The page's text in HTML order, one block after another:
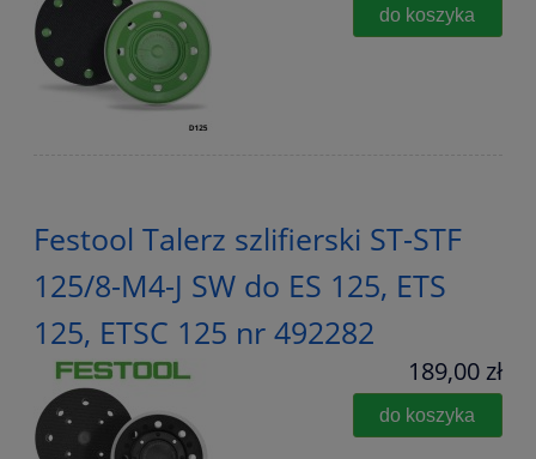
do koszyka
Festool Talerz szlifierski ST-STF
125/8-M4-J SW do ES 125, ETS
125, ETSC 125 nr 492282
189,00 zł
do koszyka